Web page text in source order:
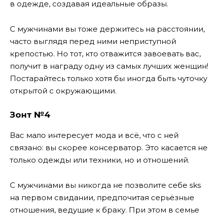
в одежде, создавая идеальные образы.
С мужчинами вы тоже держитесь на расстоянии,
часто выглядя перед ними неприступной
крепостью. Но тот, кто отважится завоевать вас,
получит в награду одну из самых лучших женщин!
Постарайтесь только хотя бы иногда быть чуточку
открытой с окружающими.
Зонт №4
Вас мало интересует мода и всё, что с ней
связано: вы скорее консерватор. Это касается не
только одежды или техники, но и отношений.
С мужчинами вы никогда не позволите себе sks
на первом свидании, предпочитая серьёзные
отношения, ведущие к браку. При этом в семье